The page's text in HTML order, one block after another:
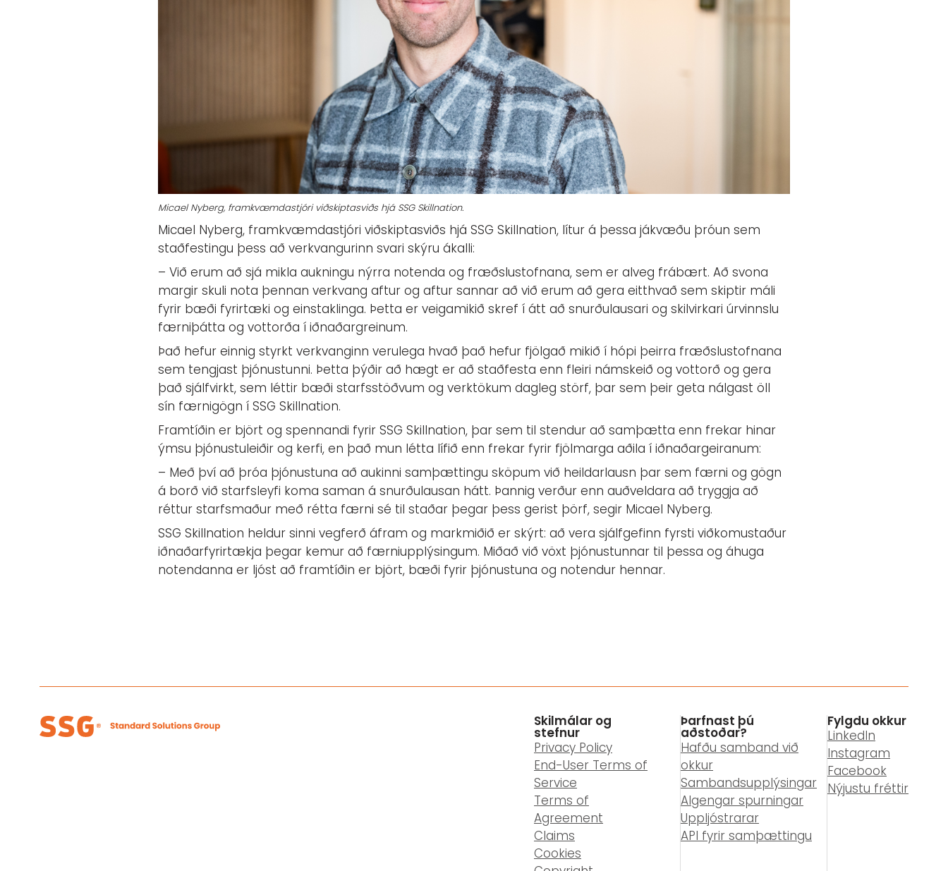
Micael Nyberg, framkvæmdastjóri viðskiptasviðs hjá SSG Skillnation.
Micael Nyberg, framkvæmdastjóri viðskiptasviðs hjá SSG Skillnation, lítur á þessa jákvæðu þróun sem
staðfestingu þess að verkvangurinn svari skýru ákalli:
– Við erum að sjá mikla aukningu nýrra notenda og fræðslustofnana, sem er alveg frábært. Að svona
margir skuli nota þennan verkvang aftur og aftur sannar að við erum að gera eitthvað sem skiptir máli
fyrir bæði fyrirtæki og einstaklinga. Þetta er veigamikið skref í átt að snurðulausari og skilvirkari úrvinnslu
færniþátta og vottorða í iðnaðargreinum.
Það hefur einnig styrkt verkvanginn verulega hvað það hefur fjölgað mikið í hópi þeirra fræðslustofnana
sem tengjast þjónustunni. Þetta þýðir að hægt er að staðfesta enn fleiri námskeið og vottorð og gera
það sjálfvirkt, sem léttir bæði starfsstöðvum og verktökum dagleg störf, þar sem þeir geta nálgast öll
sín færnigögn í SSG Skillnation.
Framtíðin er björt og spennandi fyrir SSG Skillnation, þar sem til stendur að samþætta enn frekar hinar
ýmsu þjónustuleiðir og kerfi, en það mun létta lífið enn frekar fyrir fjölmarga aðila í iðnaðargeiranum:
– Með því að þróa þjónustuna að aukinni samþættingu sköpum við heildarlausn þar sem færni og gögn
á borð við starfsleyfi koma saman á snurðulausan hátt. Þannig verður enn auðveldara að tryggja að
réttur starfsmaður með rétta færni sé til staðar þegar þess gerist þörf, segir Micael Nyberg.
SSG Skillnation heldur sinni vegferð áfram og markmiðið er skýrt: að vera sjálfgefinn fyrsti viðkomustaður
iðnaðarfyrirtækja þegar kemur að færniupplýsingum. Miðað við vöxt þjónustunnar til þessa og áhuga
notendanna er ljóst að framtíðin er björt, bæði fyrir þjónustuna og notendur hennar.
Skilmálar og
stefnur
Privacy Policy
End-User Terms of
Service
Terms of
Agreement
Claims
Cookies
Þarfnast þú
aðstoðar?
Hafðu samband við
okkur
Sambandsupplýsingar
Algengar spurningar
Uppljóstrarar
API fyrir samþættingu
Fylgdu okkur
LinkedIn
Instagram
Facebook
Nýjustu fréttir